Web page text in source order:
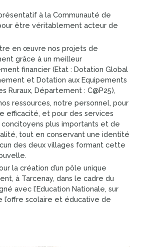
à la Communauté de
être véritablement acteur de
en œuvre nos projets de
grâce à un meilleur
financier (Etat : Dotation Global
et Dotation aux Equipements
Ruraux, Département : C@P25),
ressources, notre personnel, pour
efficacité, et pour des services
concitoyens plus importants et de
tout en conservant une identité
des deux villages formant cette
la création d’un pôle unique
à Tarcenay, dans le cadre du
avec l’Education Nationale, sur
l’offre scolaire et éducative de